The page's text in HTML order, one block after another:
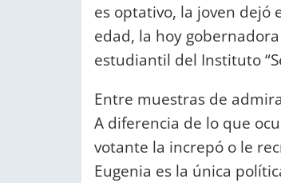
es optativo, la joven dejó
edad, la hoy
estudiantil del Instituto
Entre muestras de
A diferencia de lo que
votante la increpó o le
Eugenia es la única